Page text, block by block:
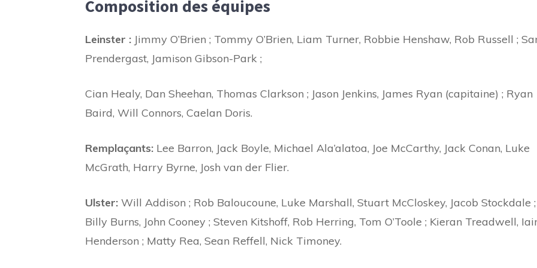
Composition des équipes
Leinster : Jimmy O’Brien ; Tommy O’Brien, Liam Turner, Robbie Henshaw, Rob Russell ;
Prendergast, Jamison Gibson-Park ;
Cian Healy, Dan Sheehan, Thomas Clarkson ; Jason Jenkins, James Ryan (capitaine) ; Ryan
Baird, Will Connors, Caelan Doris.
Remplaçants: Lee Barron, Jack Boyle, Michael Ala’alatoa, Joe McCarthy, Jack Conan, Luke
McGrath, Harry Byrne, Josh van der Flier.
Ulster: Will Addison ; Rob Baloucoune, Luke Marshall, Stuart McCloskey, Jacob Stockdale ;
Billy Burns, John Cooney ; Steven Kitshoff, Rob Herring, Tom O’Toole ; Kieran Treadwell,
Henderson ; Matty Rea, Sean Reffell, Nick Timoney.